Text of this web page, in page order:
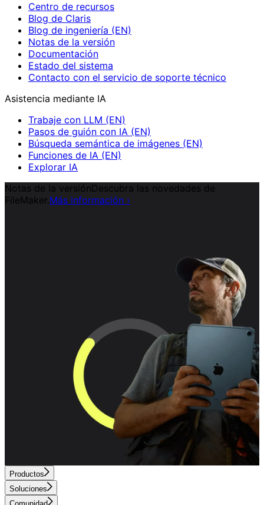
Centro de recursos
Blog de Claris
Blog de ingeniería (EN)
Notas de la versión
Documentación
Estado del sistema
Contacto con el servicio de soporte técnico
Asistencia mediante IA
Trabaje con LLM (EN)
Pasos de guión con IA (EN)
Búsqueda semántica de imágenes (EN)
Funciones de IA (EN)
Explorar IA
Notas de la versiónDescubra las novedades de
FileMaker.Más información ›
Productos
Soluciones